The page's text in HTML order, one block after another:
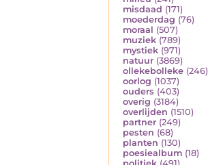
misdaad (171)
moederdag (76)
moraal (507)
muziek (789)
mystiek (971)
natuur (3869)
ollekebolleke (246)
oorlog (1037)
ouders (403)
overig (3184)
overlijden (1510)
partner (249)
pesten (68)
planten (130)
poesiealbum (18)